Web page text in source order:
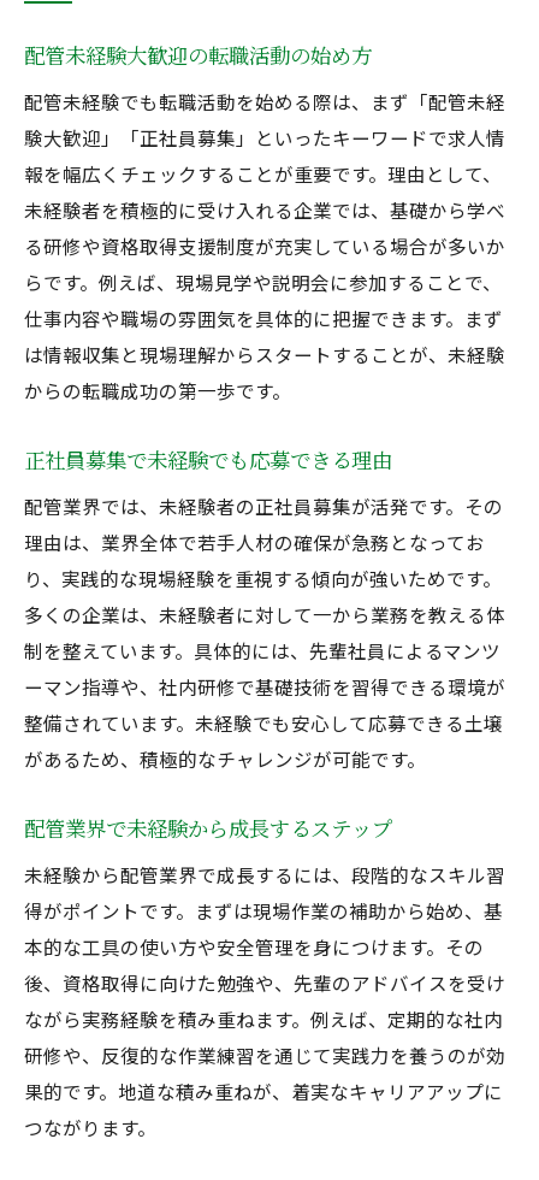
正社員募集を活用した昇進のチャンス
未経験から安定収入を目指せる配管工の魅
配管工としてスキルアップするメリット
配管未経験者が長期的に働ける理由
正社員募集で得られる安心と将来性
配管未経験大歓迎の正社員募集とは
配管未経験大歓迎求人の特徴をチェック
正社員募集の応募条件とその魅力
配管工の現場で活かせる未経験者の強み
配管未経験大歓迎の職場環境の実態
正社員募集に応募する際の注意点
配管工が未経験者に人気な理由を解説
配管未経験大歓迎が好評な理由を紹介
正社員募集で安定志向の人に人気の背景
未経験者にも配管工が選ばれるポイント
配管業界で未経験者が歓迎される事情
正社員募集で感じるやりがいとは
資格取得支援で未経験から成長できる環境
配管未経験大歓迎の資格取得サポート制度
正社員募集企業の教育体制の魅力
未経験から資格取得を目指すステップ
配管工で実務と資格取得を両立できる環境
配管未経験大歓迎企業の成長支援策
正社員募集で資格取得が有利になる理由
配管未経験大歓迎の転職活動の始め方
配管未経験でも転職活動を始める際は、まず「配管未経
験大歓迎」「正社員募集」といったキーワードで求人情
報を幅広くチェックすることが重要です。理由として、
未経験者を積極的に受け入れる企業では、基礎から学べ
る研修や資格取得支援制度が充実している場合が多いか
らです。例えば、現場見学や説明会に参加することで、
仕事内容や職場の雰囲気を具体的に把握できます。まず
は情報収集と現場理解からスタートすることが、未経験
からの転職成功の第一歩です。
正社員募集で未経験でも応募できる理由
配管業界では、未経験者の正社員募集が活発です。その
理由は、業界全体で若手人材の確保が急務となってお
り、実践的な現場経験を重視する傾向が強いためです。
多くの企業は、未経験者に対して一から業務を教える体
制を整えています。具体的には、先輩社員によるマンツ
ーマン指導や、社内研修で基礎技術を習得できる環境が
整備されています。未経験でも安心して応募できる土壌
があるため、積極的なチャレンジが可能です。
配管業界で未経験から成長するステップ
未経験から配管業界で成長するには、段階的なスキル習
得がポイントです。まずは現場作業の補助から始め、基
本的な工具の使い方や安全管理を身につけます。その
後、資格取得に向けた勉強や、先輩のアドバイスを受け
ながら実務経験を積み重ねます。例えば、定期的な社内
研修や、反復的な作業練習を通じて実践力を養うのが効
果的です。地道な積み重ねが、着実なキャリアアップに
つながります。